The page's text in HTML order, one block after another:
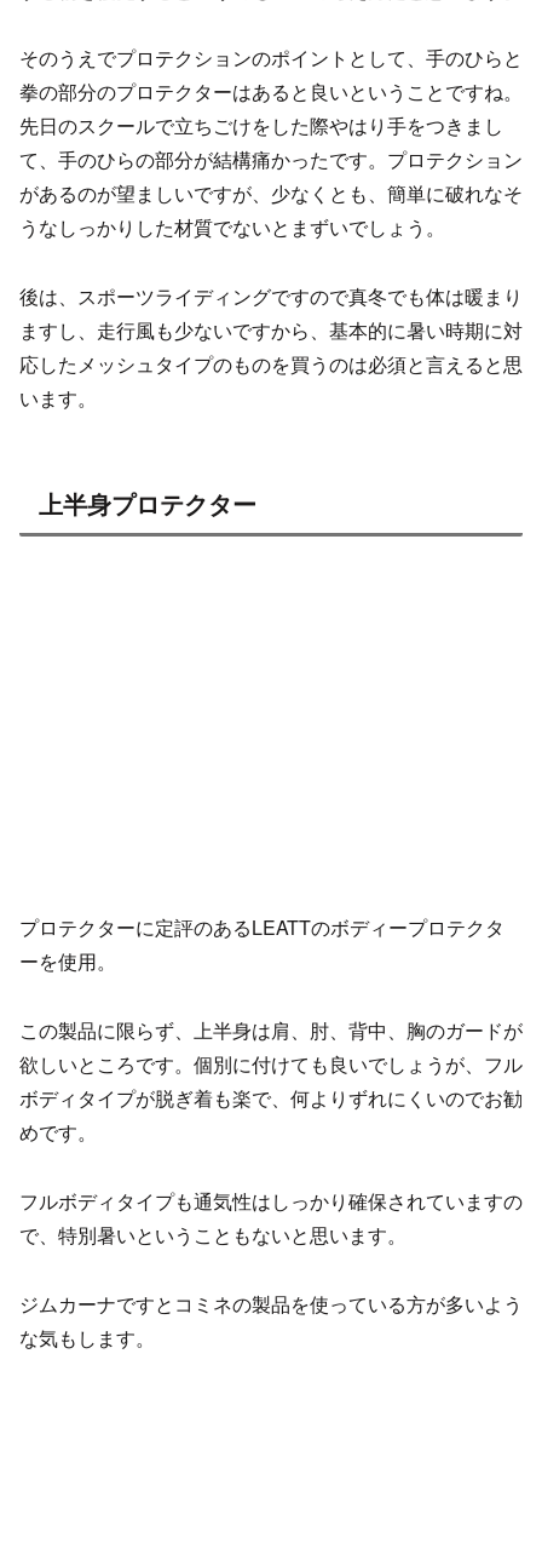
そのうえでプロテクションのポイントとして、手のひらと
拳の部分のプロテクターはあると良いということですね。
先日のスクールで立ちごけをした際やはり手をつきまし
て、手のひらの部分が結構痛かったです。プロテクション
があるのが望ましいですが、少なくとも、簡単に破れなそ
うなしっかりした材質でないとまずいでしょう。
後は、スポーツライディングですので真冬でも体は暖まり
ますし、走行風も少ないですから、基本的に暑い時期に対
応したメッシュタイプのものを買うのは必須と言えると思
います。
上半身プロテクター
プロテクターに定評のあるLEATTのボディープロテクタ
ーを使用。
この製品に限らず、上半身は肩、肘、背中、胸のガードが
欲しいところです。個別に付けても良いでしょうが、フル
ボディタイプが脱ぎ着も楽で、何よりずれにくいのでお勧
めです。
フルボディタイプも通気性はしっかり確保されていますの
で、特別暑いということもないと思います。
ジムカーナですとコミネの製品を使っている方が多いよう
な気もします。